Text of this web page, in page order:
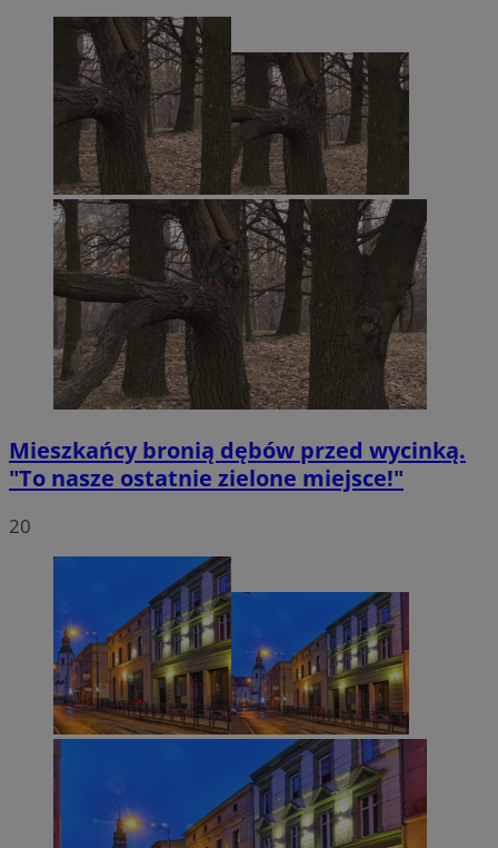
Mieszkańcy bronią dębów przed wycinką.
"To nasze ostatnie zielone miejsce!"
20